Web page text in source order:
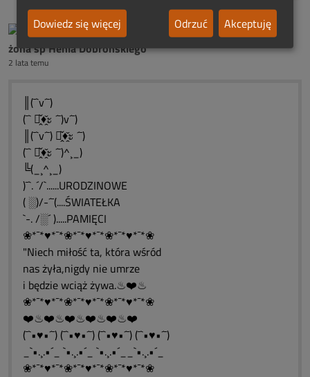
żona śp Henia Dobrońskiego
2 lata temu
║(¯`v´¯)
(¯` ะ̭̌♦̭̌ะ ´¯)v´¯)
║(¯`v´¯) ะ̭̌♦̭̌ะ ´¯)
(¯` ะ̭̌♦̭̌ะ ´¯)^¸_)
╚(_¸^¸_)
)¯`. ´/`......URODZINOWE
( ░)/-´¯(....ŚWIATEŁKA
`-. /░´ ).....PAMIĘCI
❀*¯*♥*¯*❀*¯*♥*¯*❀*¯*♥*¯*❀
"Niech miłość ta, która wśród
nas żyła,nigdy nie umrze
i będzie wciąż żywa.♨❤️♨
❀*¯*♥*¯*❀*¯*♥*¯*❀*¯*♥*¯*❀
❤️♨❤️♨❤️♨❤️♨❤️♨❤️
(¯`•♥•´¯) (¯`•♥•´¯) (¯`•♥•´¯) (¯`•♥•´¯)
_`•.¸.•´_ `•.¸.•´_ `•.¸.•´__`•.¸.•´_
❀*¯*♥*¯*❀*¯*♥*¯*❀*¯*♥*¯*❀
Dowiedz się więcej
Odrzuć Akceptuję